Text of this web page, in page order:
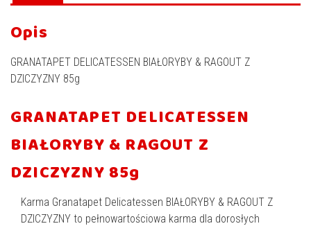
Opis
GRANATAPET DELICATESSEN BIAŁORYBY & RAGOUT Z
DZICZYZNY 85g
GRANATAPET DELICATESSEN
BIAŁORYBY & RAGOUT Z
DZICZYZNY 85g
Karma Granatapet Delicatessen BIAŁORYBY & RAGOUT Z
DZICZYZNY to pełnowartościowa karma dla dorosłych